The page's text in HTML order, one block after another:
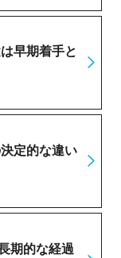
早期着手と
定的な違い
期的な経過